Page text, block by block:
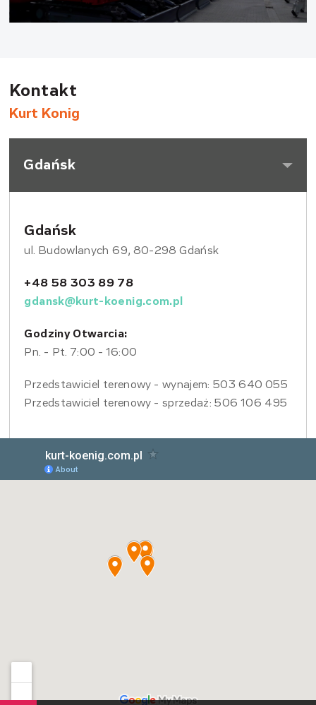
Kontakt
Kurt Konig
Gdańsk
Gdańsk
ul. Budowlanych 69, 80-298 Gdańsk
+48 58 303 89 78
gdansk@kurt-koenig.com.pl
Godziny Otwarcia:
Pn. - Pt. 7:00 - 16:00
Przedstawiciel terenowy - wynajem: 503 640 055
Przedstawiciel terenowy - sprzedaż: 506 106 495